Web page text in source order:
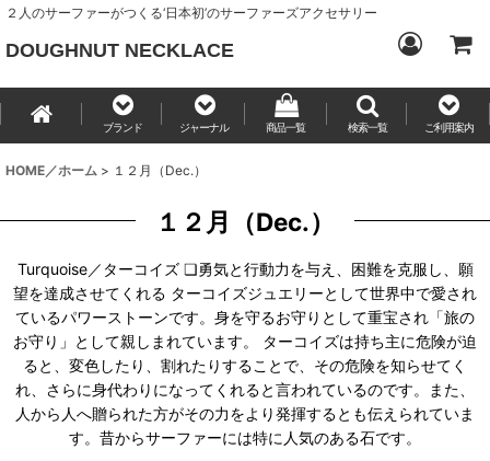
２人のサーファーがつくる‘日本初’のサーファーズアクセサリー
DOUGHNUT NECKLACE
ブランド ジャーナル 商品一覧 検索一覧 ご利用案内
HOME／ホーム > １２月（Dec.）
１２月（Dec.）
Turquoise／ターコイズ ❏勇気と行動力を与え、困難を克服し、願
望を達成させてくれる ターコイズジュエリーとして世界中で愛され
ているパワーストーンです。身を守るお守りとして重宝され「旅の
お守り」として親しまれています。 ターコイズは持ち主に危険が迫
ると、変色したり、割れたりすることで、その危険を知らせてく
れ、さらに身代わりになってくれると言われているのです。また、
人から人へ贈られた方がその力をより発揮するとも伝えられていま
す。昔からサーファーには特に人気のある石です。